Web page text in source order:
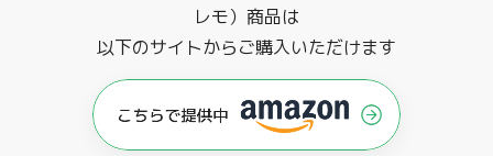
レモ）商品は
以下のサイトからご購入いただけます